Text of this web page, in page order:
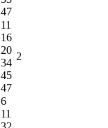
47
11
16
20
34
45
47
2
6
11